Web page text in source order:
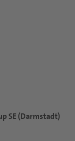
SE (Darmstadt)